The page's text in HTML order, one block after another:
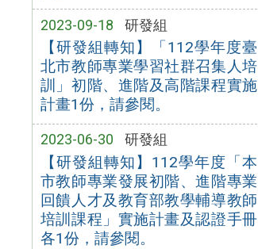
2023-09-18 研發組
【研發組轉知】「112學年度臺
北市教師專業學習社群召集人培
訓」初階、進階及高階課程實施
計畫1份，請參閱。
2023-06-30 研發組
【研發組轉知】112學年度「本
市教師專業發展初階、進階專業
回饋人才及教育部教學輔導教師
培訓課程」實施計畫及認證手冊
各1份，請參閱。